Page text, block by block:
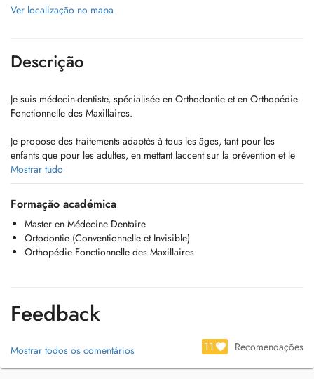
Ver localização no mapa
Descrição
Je suis médecin-dentiste, spécialisée en Orthodontie et en Orthopédie
Fonctionnelle des Maxillaires.
Je propose des traitements adaptés à tous les âges, tant pour les
enfants que pour les adultes, en mettant laccent sur la prévention et le
suivi précoce des troubles dento-faciaux. Mon objectif est de corriger
les déséquilibres fonctionnels et squelettiques dès les premières
étapes, afin de favoriser un développement harmonieux des dents et
des maxillaires.
Je propose différents types de traitements orthodontiques, allant de
l'orthodontie conventionnelle aux aligneurs invisibles, toujours avec
Vous pouvez compter sur moi pour un accompagnement attentif et de
qualité, visant à préserver votre santé bucco-dentaire sur le long terme.
Mostrar tudo
Formação académica
Master en Médecine Dentaire
Ortodontie (Conventionnelle et Invisible)
Orthopédie Fonctionnelle des Maxillaires
Feedback
Mostrar todos os comentários 11 Recomendações